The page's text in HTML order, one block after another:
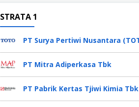
STRATA 1
PT Mitra Adiperkasa Tbk
PT Pabrik Kertas Tjiwi Kimia Tbk